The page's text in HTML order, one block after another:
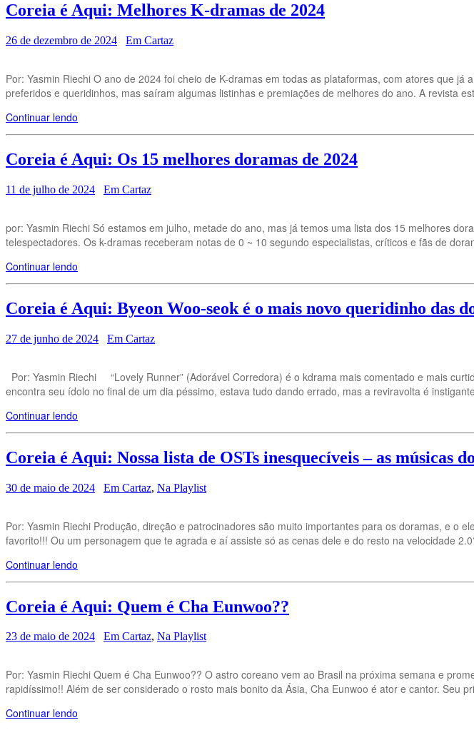
Coreia é Aqui: Melhores K-dramas de 2024
26 de dezembro de 2024 Em Cartaz
Por: Yasmin Riechi O ano de 2024 foi cheio de K-dramas em todas as plataformas, com atores que
preferidos e queridinhos, mas saíram algumas listinhas e premiações de melhores do ano. A revista
Continuar lendo
Coreia é Aqui: Os 15 melhores doramas de 2024
11 de julho de 2024 Em Cartaz
por: Yasmin Riechi Só estamos em julho, metade do ano, mas já temos uma lista dos 15 melhores
telespectadores. Os k-dramas receberam notas de 0 ~ 10 segundo especialistas, críticos e fãs de
Continuar lendo
Coreia é Aqui: Byeon Woo-seok é o mais novo queridinho das
27 de junho de 2024 Em Cartaz
Por: Yasmin Riechi “Lovely Runner” (Adorável Corredora) é o kdrama mais comentado e mais
encontra seu ídolo no final de um dia péssimo, estava tudo dando errado, mas a reviravolta é
Continuar lendo
Coreia é Aqui: Nossa lista de OSTs inesquecíveis – as músicas
30 de maio de 2024 Em Cartaz, Na Playlist
Por: Yasmin Riechi Produção, direção e patrocinadores são muito importantes para os doramas, e o
favorito!!! Ou um personagem que te agrada e aí assiste só as cenas dele e do resto na velocidade
Continuar lendo
Coreia é Aqui: Quem é Cha Eunwoo??
23 de maio de 2024 Em Cartaz, Na Playlist
Por: Yasmin Riechi Quem é Cha Eunwoo?? O astro coreano vem ao Brasil na próxima semana e
rapidíssimo!! Além de ser considerado o rosto mais bonito da Ásia, Cha Eunwoo é ator e cantor. Seu
Continuar lendo